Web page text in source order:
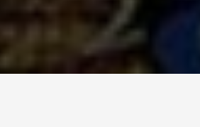
Srimulyo, Kapanewon Piyungan, Kab. Bantul,
55792